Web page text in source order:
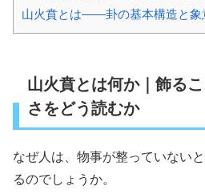
山火賁とは――卦の基本構造と象
山火賁とは何か｜飾る
さをどう読むか
なぜ人は、物事が整っていない
るのでしょうか。